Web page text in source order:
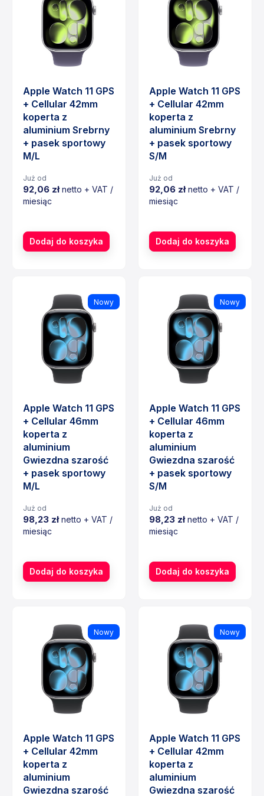
Apple Watch 11 GPS
+ Cellular 42mm
koperta z
aluminium Srebrny
+ pasek sportowy
M/L
Już od
92,06 złnetto + VAT /
miesiąc
Dodaj do koszyka
Apple Watch 11 GPS
+ Cellular 42mm
koperta z
aluminium Srebrny
+ pasek sportowy
S/M
Już od
92,06 złnetto + VAT /
miesiąc
Dodaj do koszyka
Nowy
Apple Watch 11 GPS
+ Cellular 46mm
koperta z
aluminium
Gwiezdna szarość
+ pasek sportowy
M/L
Już od
98,23 złnetto + VAT /
miesiąc
Dodaj do koszyka
Nowy
Apple Watch 11 GPS
+ Cellular 46mm
koperta z
aluminium
Gwiezdna szarość
+ pasek sportowy
S/M
Już od
98,23 złnetto + VAT /
miesiąc
Dodaj do koszyka
Nowy
Apple Watch 11 GPS
+ Cellular 42mm
koperta z
aluminium
Gwiezdna szarość
Nowy
Apple Watch 11 GPS
+ Cellular 42mm
koperta z
aluminium
Gwiezdna szarość